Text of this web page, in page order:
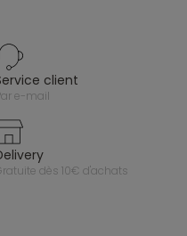
service client
par e-mail
delivery
gratuite dès 10€ d'achats